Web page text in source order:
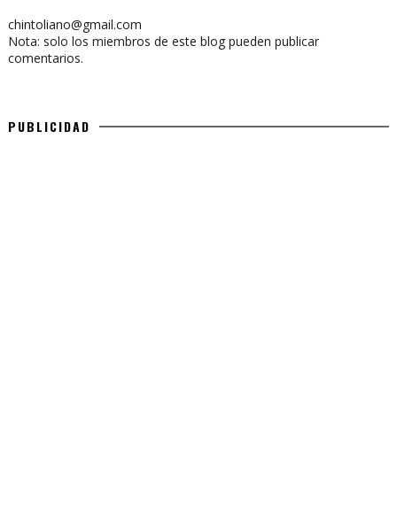
chintoliano@gmail.com
Nota: solo los miembros de este blog pueden publicar
comentarios.
PUBLICIDAD